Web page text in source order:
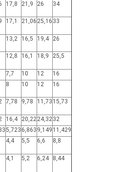
17,8 21,9 26 34
17,1 21,06 25,16 33
13,2 16,5 19,4 26
12,8 16,1 18,9 25,5
7,7 10 12
16
8 10 12 16
7,78 9,78 11,73 15,73
16,4 20,2224,3232
5,723 6,863 9,149 11,429
4,4 5,5 6,6 8,8
4,1 5,2 6,24 8,44